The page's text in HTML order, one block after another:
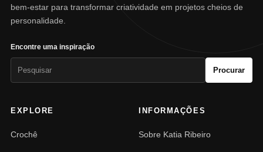
bem-estar para transformar criatividade em projetos cheios de
personalidade.
Encontre uma inspiração
Procurar
EXPLORE
Crochê
INFORMAÇÕES
Sobre Katia Ribeiro